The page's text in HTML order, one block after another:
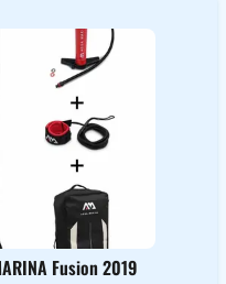
Fusion 2019